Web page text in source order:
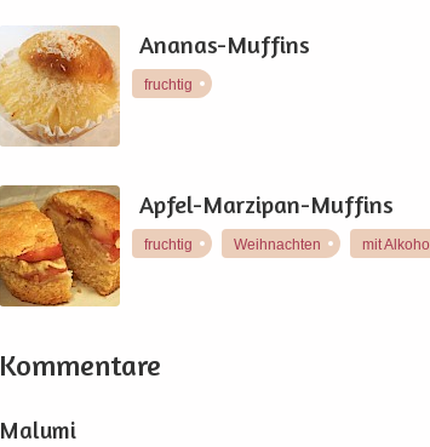
Ananas-Muffins
fruchtig
Apfel-Marzipan-Muffins
fruchtig Weihnachten mit Alkohol
Kommentare
Malumi